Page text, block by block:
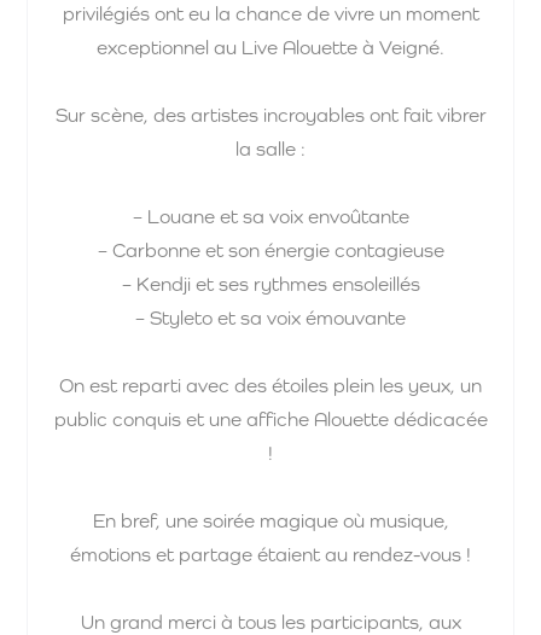
privilégiés ont eu la chance de vivre un moment
exceptionnel au Live Alouette à Veigné.
Sur scène, des artistes incroyables ont fait vibrer
la salle :
– Louane et sa voix envoûtante
– Carbonne et son énergie contagieuse
– Kendji et ses rythmes ensoleillés
– Styleto et sa voix émouvante
On est reparti avec des étoiles plein les yeux, un
public conquis et une affiche Alouette dédicacée
!
En bref, une soirée magique où musique,
émotions et partage étaient au rendez-vous !
Un grand merci à tous les participants, aux